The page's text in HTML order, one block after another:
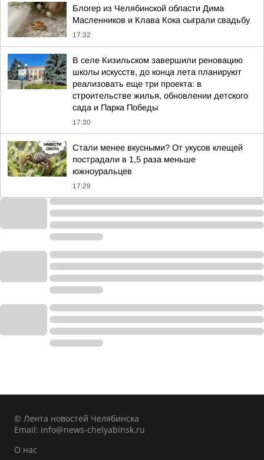
Блогер из Челябинской области Дима
Масленников и Клава Кока сыграли свадьбу
17:32
В селе Кизильском завершили реновацию
школы искусств, до конца лета планируют
реализовать еще три проекта: в
строительстве жилья, обновлении детского
сада и Парка Победы
17:30
Стали менее вкусными? От укусов клещей
пострадали в 1,5 раза меньше
южноуральцев
17:29
© Лента новостей Челябинска
Email: info@news-chelyabinsk.ru
О нас